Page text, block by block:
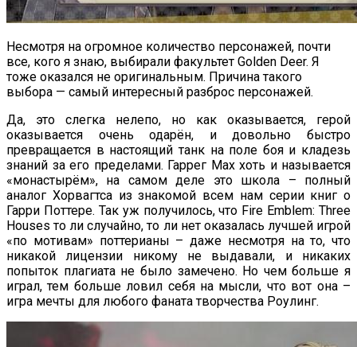
Несмотря на огромное количество персонажей, почти
все, кого я знаю, выбирали факультет Golden Deer. Я
тоже оказался не оригинальным. Причина такого
выбора — самый интересный разброс персонажей.
Да, это слегка нелепо, но как оказывается, герой
оказывается очень одарён, и довольно быстро
превращается в настоящий танк на поле боя и кладезь
знаний за его пределами. Гаррег Мах хоть и называется
«монастырём», на самом деле это школа – полный
аналог Хорвагтса из знакомой всем нам серии книг о
Гарри Поттере. Так уж получилось, что Fire Emblem: Three
Houses то ли случайно, то ли нет оказалась лучшей игрой
«по мотивам» поттерианы – даже несмотря на то, что
никакой лицензии никому не выдавали, и никаких
попыток плагиата не было замечено. Но чем больше я
играл, тем больше ловил себя на мысли, что вот она –
игра мечты для любого фаната творчества Роулинг.